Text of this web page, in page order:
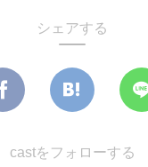
シェアする
castをフォローする